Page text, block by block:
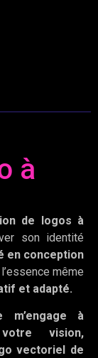
à
de logos à
son identité
en conception
même
et adapté.
m’engage à
vision,
vectoriel de